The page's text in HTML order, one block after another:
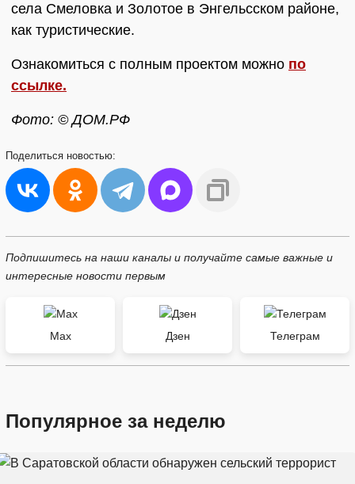
села Смеловка и Золотое в Энгельсском районе,
как туристические.
Ознакомиться с полным проектом можно по
ссылке.
Фото: © ДОМ.РФ
Поделиться новостью:
Подпишитесь на наши каналы и получайте самые важные и
интересные новости первым
Max Дзен Телеграм
Популярное за неделю